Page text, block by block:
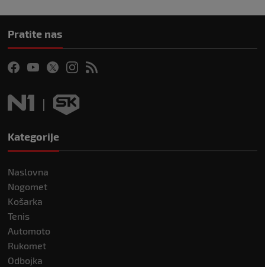
Pratite nas
Kategorije
Naslovna
Nogomet
Košarka
Tenis
Automoto
Rukomet
Odbojka